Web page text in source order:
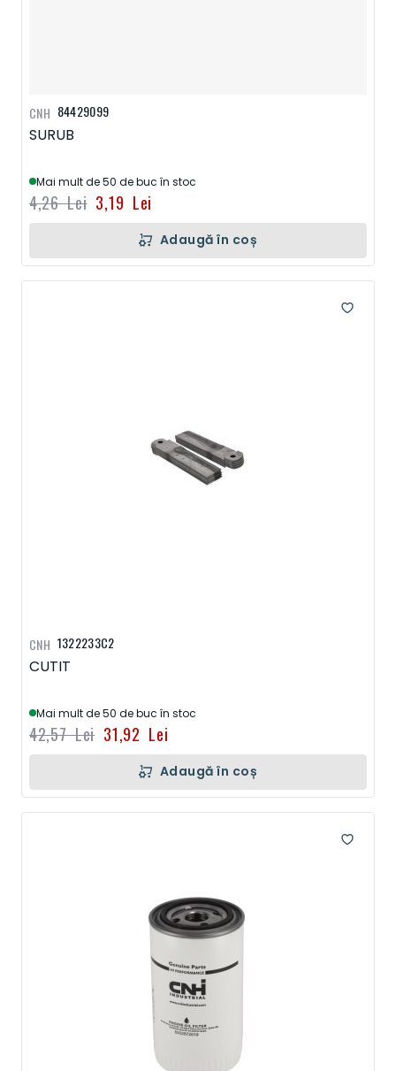
84429099
SURUB
Mai mult de 50 de buc în stoc
3,19 Lei
4,26 Lei
CNH
Adaugă în coș
1322233C2
CUTIT
Mai mult de 50 de buc în stoc
31,92 Lei
42,57 Lei
CNH
Adaugă în coș